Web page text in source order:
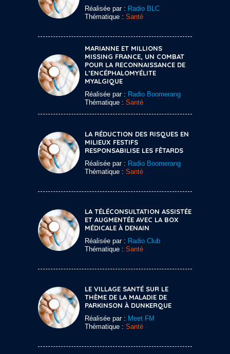
Réalisée par : Radio BLC
Thématique : Santé
MARIANNE ET MILLIONS
MISSING FRANCE, UN COMBAT
POUR LA RECONNAISSANCE DE
L’ENCÉPHALOMYÉLITE
MYALGIQUE
Réalisée par : Radio Boomerang
Thématique : Santé
LA RÉDUCTION DES RISQUES EN
MILIEUX FESTIFS
RESPONSABILISE LES FÊTARDS
Réalisée par : Radio Boomerang
Thématique : Santé
LA TÉLÉCONSULTATION ASSISTÉE
ET AUGMENTÉE AVEC LA BOX
MÉDICALE À DENAIN
Réalisée par : Radio Club
Thématique : Santé
LE VILLAGE SANTÉ SUR LE
THÈME DE LA MALADIE DE
PARKINSON À DUNKERQUE
Réalisée par : Meet FM
Thématique : Santé